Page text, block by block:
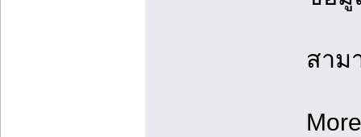
สาม